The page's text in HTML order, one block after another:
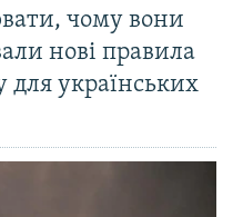
чому вони
нові правила
для українських